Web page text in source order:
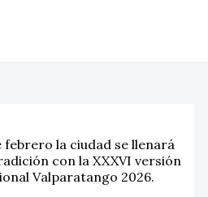
febrero la ciudad se llenará
con la XXXVI versión
Valparatango 2026.